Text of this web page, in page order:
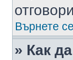
Върнете
» Как